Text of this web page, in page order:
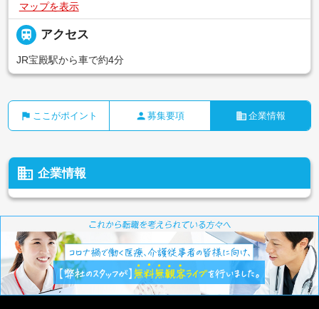
マップを表示
 アクセス
JR宝殿駅から車で約4分
flag ここがポイント person 募集要項 business 企業情報
business 企業情報